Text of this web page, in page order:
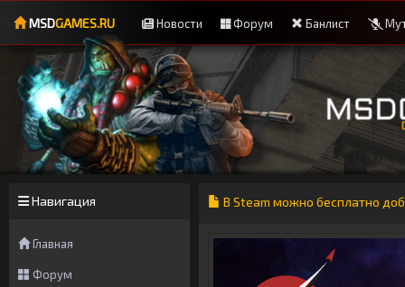
MSDGAMES.RU Новости Форум Банлист
Навигация
Главная
Форум
В Steam можно бесплатно